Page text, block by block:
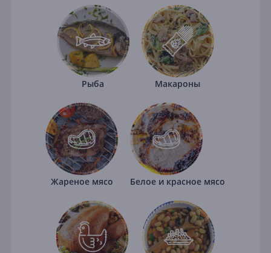
Рыба Макароны
Жареное мясо Белое и красное мясо